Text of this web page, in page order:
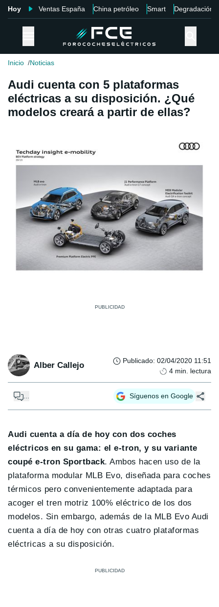
Hoy Ventas España China petróleo Smart Degradación
Inicio Noticias
Audi cuenta con 5 plataformas
eléctricas a su disposición. ¿Qué
modelos creará a partir de ellas?
Alber Callejo Publicado: 02/04/2020 11:51
4 min. lectura
... Síguenos en Google
Audi cuenta a día de hoy con dos coches
eléctricos en su gama: el e-tron, y su variante
coupé e-tron Sportback. Ambos hacen uso de la
plataforma modular MLB Evo, diseñada para coches
térmicos pero convenientemente adaptada para
acoger el tren motriz 100% eléctrico de los dos
modelos. Sin embargo, además de la MLB Evo Audi
cuenta a día de hoy con otras cuatro plataformas
eléctricas a su disposición.